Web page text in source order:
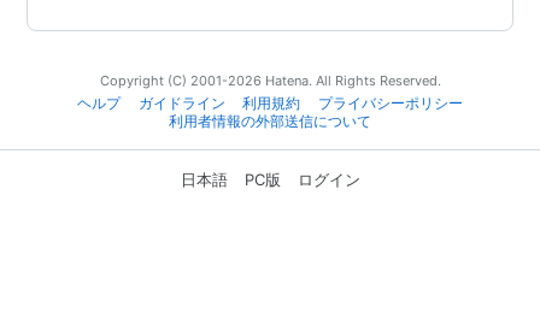
Copyright (C) 2001-2026 Hatena. All Rights Reserved.
ヘルプ
ガイドライン 利用規約
プライバシーポリシー
利用者情報の外部送信について
日本語 PC版 ログイン